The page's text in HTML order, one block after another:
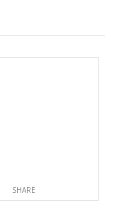
SHARE